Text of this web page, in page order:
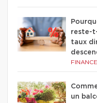
reste-
taux
un